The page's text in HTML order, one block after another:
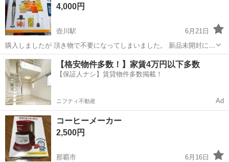
4,000円
壺川駅
6月21日
購入しましたが 頂き物で不要になってしまいました。 新品未開封にな
ります 定型文の方にはお返事しませんm(_ _)m やり取りスムーズな方
でお願いします
沖縄 那覇市 壺川駅 キッチン家電 ブレンダー
【格安物件多数！】家賃4万円以下多数
【保証人ナシ】賃貸物件多数掲載！
ニフティ不動産 Ad
コーヒーメーカー
2,500円
那覇市
6月16日